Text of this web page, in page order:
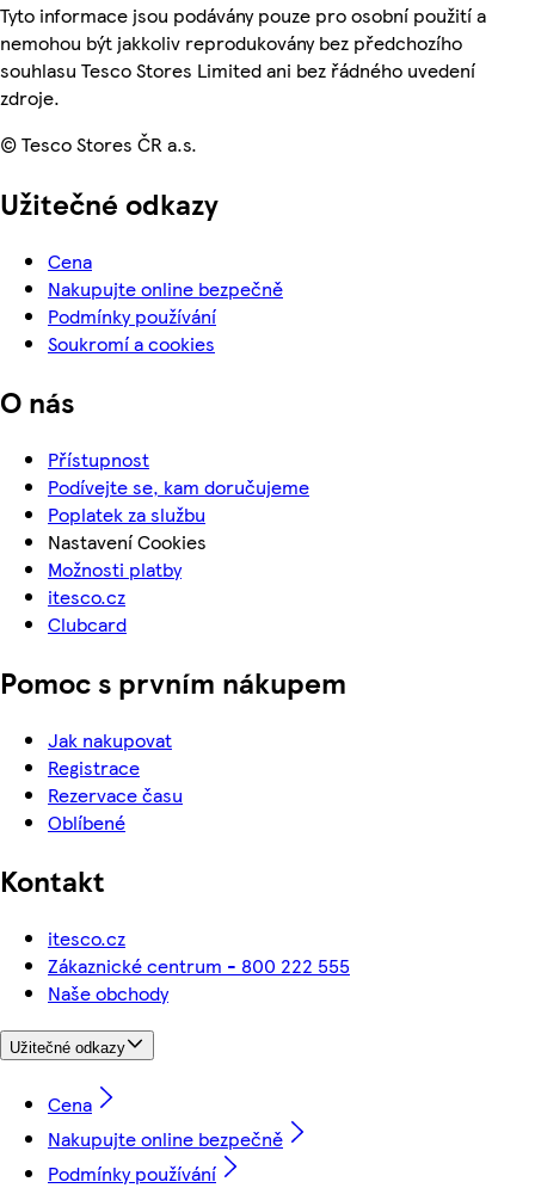
Tyto informace jsou podávány pouze pro osobní použití a
nemohou být jakkoliv reprodukovány bez předchozího
souhlasu Tesco Stores Limited ani bez řádného uvedení
zdroje.
© Tesco Stores ČR a.s.
Užitečné odkazy
Cena
Nakupujte online bezpečně
Podmínky používání
Soukromí a cookies
O nás
Přístupnost
Podívejte se, kam doručujeme
Poplatek za službu
Nastavení Cookies
Možnosti platby
itesco.cz
Clubcard
Pomoc s prvním nákupem
Jak nakupovat
Registrace
Rezervace času
Oblíbené
Kontakt
itesco.cz
Zákaznické centrum - 800 222 555
Naše obchody
Užitečné odkazy
Cena
Nakupujte online bezpečně
Podmínky používání